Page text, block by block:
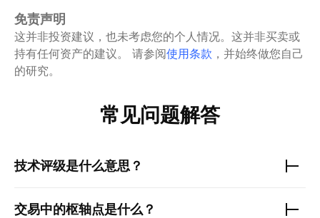
免责声明
这并非投资建议，也未考虑您的个人情况。这并非买卖或
持有任何资产的建议。
请参阅使用条款 ，并始终做您自己
的研究。
常见问题解答
技术评级是什么意思？
交易中的枢轴点是什么？